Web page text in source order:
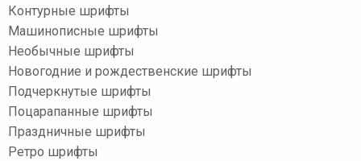
Контурные шрифты
Машинописные шрифты
Необычные шрифты
Новогодние и рождественские шрифты
Подчеркнутые шрифты
Поцарапанные шрифты
Праздничные шрифты
Ретро шрифты